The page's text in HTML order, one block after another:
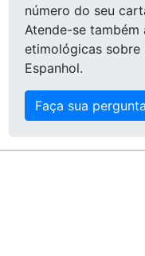
número do seu
Atende-se também
etimológicas sobre
Espanhol.
Faça sua pergunta